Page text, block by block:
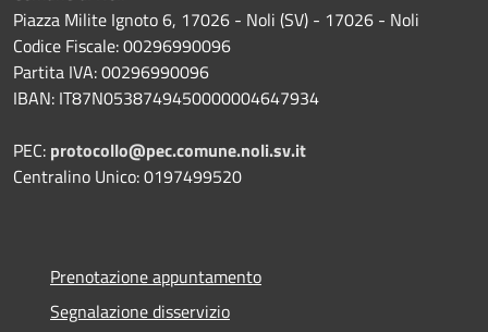
Piazza Milite Ignoto 6, 17026 - Noli (SV) - 17026 - Noli
Codice Fiscale: 00296990096
Partita IVA: 00296990096
IBAN: IT87N0538749450000004647934
PEC: protocollo@pec.comune.noli.sv.it
Centralino Unico: 0197499520
Prenotazione appuntamento
Segnalazione disservizio